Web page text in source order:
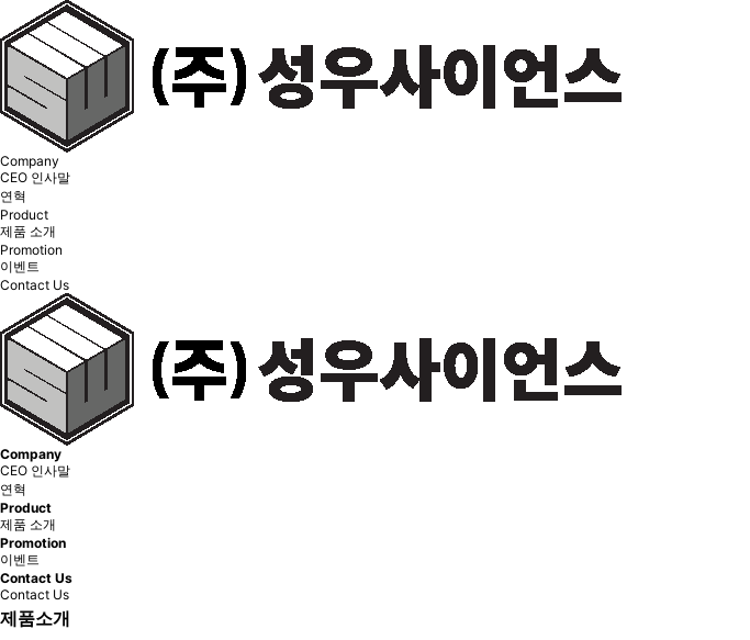
Company
CEO 인사말
연혁
Product
제품 소개
Promotion
이벤트
Contact Us
Company
CEO 인사말
연혁
Product
제품 소개
Promotion
이벤트
Contact Us
Contact Us
제품소개